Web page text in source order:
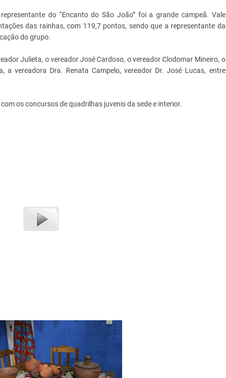
do “Encanto do São João” foi a grande campeã. Vale
das rainhas, com 119,7 pontos, sendo que a representante da
do grupo.
Julieta, o vereador José Cardoso, o vereador Clodomar Mineiro, o
a vereadora Dra. Renata Campelo, vereador Dr. José Lucas, entre
os concursos de quadrilhas juvenis da sede e interior.